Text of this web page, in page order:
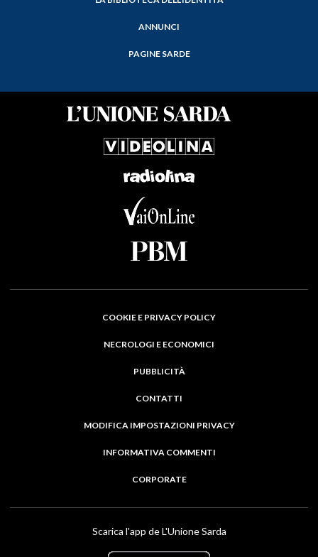
ANNUNCI
PAGINE SARDE
COOKIE E PRIVACY POLICY
NECROLOGI E ECONOMICI
PUBBLICITÀ
CONTATTI
MODIFICA IMPOSTAZIONI PRIVACY
INFORMATIVA COMMENTI
CORPORATE
Scarica l'app de L'Unione Sarda